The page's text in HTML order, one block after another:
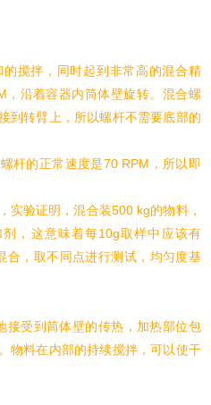
搅拌，同时起到非常高的混合精
，沿着容器内筒体壁旋转。混合螺
到转臂上，所以螺杆不需要底部的
杆的正常速度是70 RPM，所以即
实验证明，混合装500 kg的物料，
，这意味着每10g取样中应该有
合，取不同点进行测试，均匀度基
接受到筒体壁的传热，加热部位包
物料在内部的持续搅拌，可以使干